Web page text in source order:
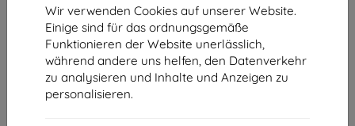
Wir verwenden Cookies auf unserer Website.
Einige sind für das ordnungsgemäße
Funktionieren der Website unerlässlich,
während andere uns helfen, den Datenverkehr
zu analysieren und Inhalte und Anzeigen zu
personalisieren.
3MK StratCore700 Mehrschichtfolie für Samsung
Galaxy F17 5G
Geeignet für: Samsung Galaxy F17
22,90 €
20,61 €